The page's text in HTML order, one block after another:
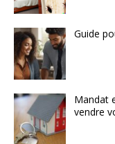
Guide
Mandat
vendre